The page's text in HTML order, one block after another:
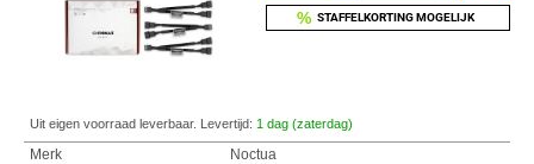
% STAFFELKORTING MOGELIJK
Uit eigen voorraad leverbaar. Levertijd: 1 dag (zaterdag)
Merk
Noctua